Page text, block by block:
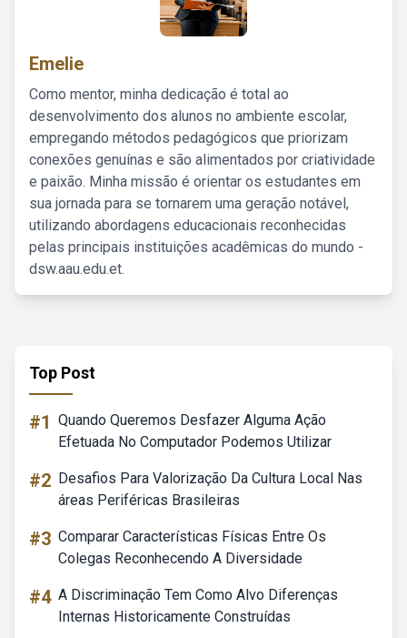
Emelie
Como mentor, minha dedicação é total ao
desenvolvimento dos alunos no ambiente escolar,
empregando métodos pedagógicos que priorizam
conexões genuínas e são alimentados por criatividade
e paixão. Minha missão é orientar os estudantes em
sua jornada para se tornarem uma geração notável,
utilizando abordagens educacionais reconhecidas
pelas principais instituições acadêmicas do mundo -
dsw.aau.edu.et.
Top Post
#1 Quando Queremos Desfazer Alguma Ação
Efetuada No Computador Podemos Utilizar
#2 Desafios Para Valorização Da Cultura Local Nas
áreas Periféricas Brasileiras
#3 Comparar Características Físicas Entre Os
Colegas Reconhecendo A Diversidade
#4 A Discriminação Tem Como Alvo Diferenças
Internas Historicamente Construídas